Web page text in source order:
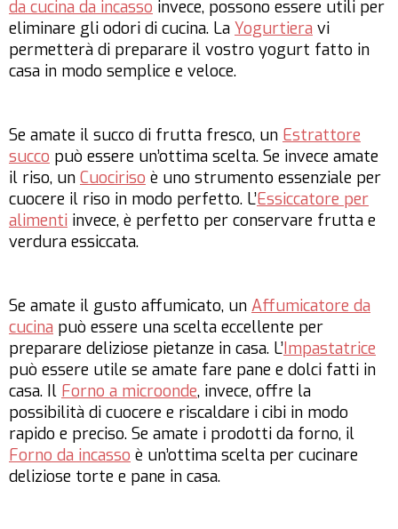
da cucina da incasso invece, possono essere utili per
eliminare gli odori di cucina. La Yogurtiera vi
permetterà di preparare il vostro yogurt fatto in
casa in modo semplice e veloce.
Se amate il succo di frutta fresco, un Estrattore
succo può essere un’ottima scelta. Se invece amate
il riso, un Cuociriso è uno strumento essenziale per
cuocere il riso in modo perfetto. L’Essiccatore per
alimenti invece, è perfetto per conservare frutta e
verdura essiccata.
Se amate il gusto affumicato, un Affumicatore da
cucina può essere una scelta eccellente per
preparare deliziose pietanze in casa. L’Impastatrice
può essere utile se amate fare pane e dolci fatti in
casa. Il Forno a microonde, invece, offre la
possibilità di cuocere e riscaldare i cibi in modo
rapido e preciso. Se amate i prodotti da forno, il
Forno da incasso è un’ottima scelta per cucinare
deliziose torte e pane in casa.